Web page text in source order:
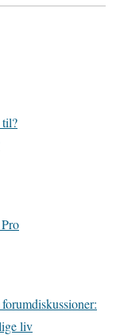
til?
liv